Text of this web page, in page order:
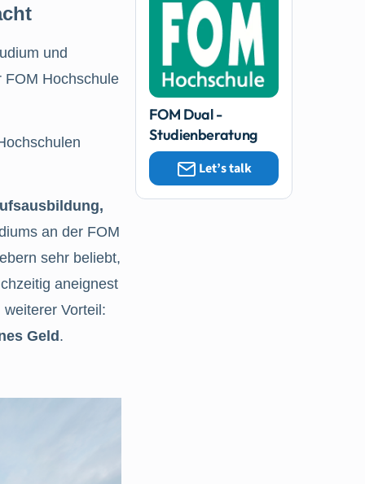
und
Hochschule
an der FOM
sehr beliebt,
aneignest
Vorteil:
Geld .
FOM Dual -
Studienberatung
Let’s talk